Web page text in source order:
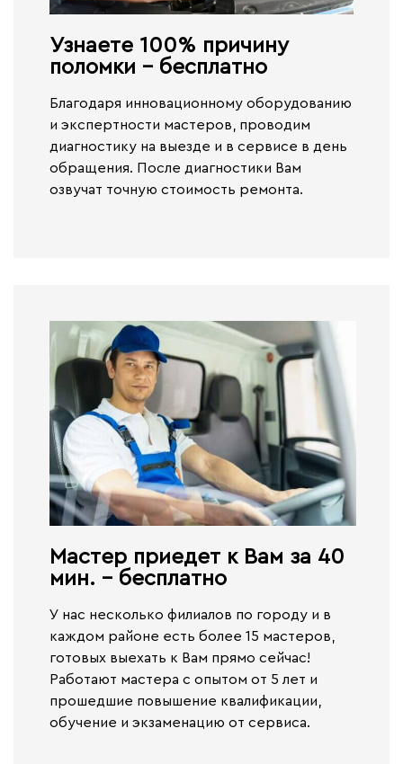
Узнаете 100% причину
поломки - бесплатно​
Благодаря инновационному оборудованию
и экспертности мастеров, проводим
диагностику на выезде и в сервисе в день
обращения. После диагностики Вам
озвучат точную стоимость ремонта.
Мастер приедет к Вам за 40
мин. - бесплатно​
У нас несколько филиалов по городу и в
каждом районе есть более 15 мастеров,
готовых выехать к Вам прямо сейчас!
Работают мастера с опытом от 5 лет и
прошедшие повышение квалификации,
обучение и экзаменацию от сервиса.